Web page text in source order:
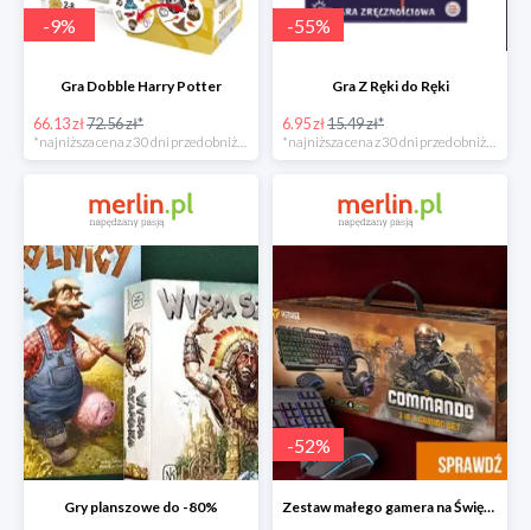
-9%
Gra Dobble Harry Potter
66.13 zł72.56 zł*
*najniższa cena z 30 dni przed obniżką
-55%
Gra Z Ręki do Ręki
6.95 zł15.49 zł*
*najniższa cena z 30 dni przed obniżką
Gry planszowe do -80%
-52%
Zestaw małego gamera na Święta w super cenie